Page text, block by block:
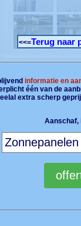
<<=Terug naar
informatie en
één van de
extra scherp
Aanschaf,